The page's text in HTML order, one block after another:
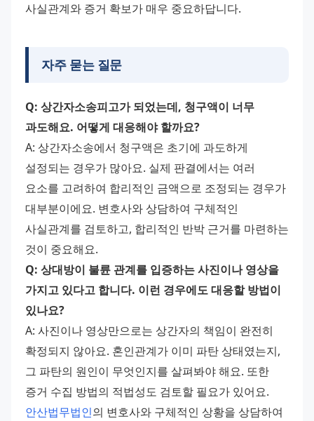
사실관계와 증거 확보가 매우 중요하답니다.
자주 묻는 질문
Q: 상간자소송피고가 되었는데, 청구액이 너무
과도해요. 어떻게 대응해야 할까요?
A: 상간자소송에서 청구액은 초기에 과도하게
설정되는 경우가 많아요. 실제 판결에서는 여러
요소를 고려하여 합리적인 금액으로 조정되는 경우가
대부분이에요. 변호사와 상담하여 구체적인
사실관계를 검토하고, 합리적인 반박 근거를 마련하는
것이 중요해요.
Q: 상대방이 불륜 관계를 입증하는 사진이나 영상을
가지고 있다고 합니다. 이런 경우에도 대응할 방법이
있나요?
A: 사진이나 영상만으로는 상간자의 책임이 완전히
확정되지 않아요. 혼인관계가 이미 파탄 상태였는지,
그 파탄의 원인이 무엇인지를 살펴봐야 해요. 또한
안산법무법인의 변호사와 구체적인 상황을 상담하여